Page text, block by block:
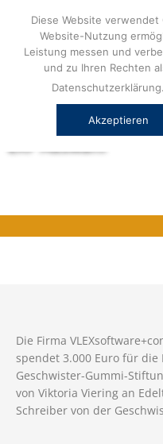
springen
Herstellerneutrale
Die Firma
spendet 3.000 Euro für
Geschwister-Gummi-
von Viktoria Viering an
Schreiber von der
Diese Website
Website-Nutzung
Leistung messen und
und zu Ihren Rechten
Datenschutzerklärung.
Akzeptieren